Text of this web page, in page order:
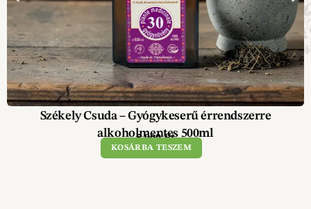
Székely Csuda – Gyógykeserű érrendszerre
alkoholmentes 500ml
5 900Ft
KOSÁRBA TESZEM